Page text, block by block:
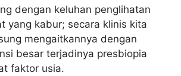
dengan keluhan penglihatan
yang kabur; secara klinis kita
mengaitkannya dengan
besar terjadinya presbiopia
faktor usia.